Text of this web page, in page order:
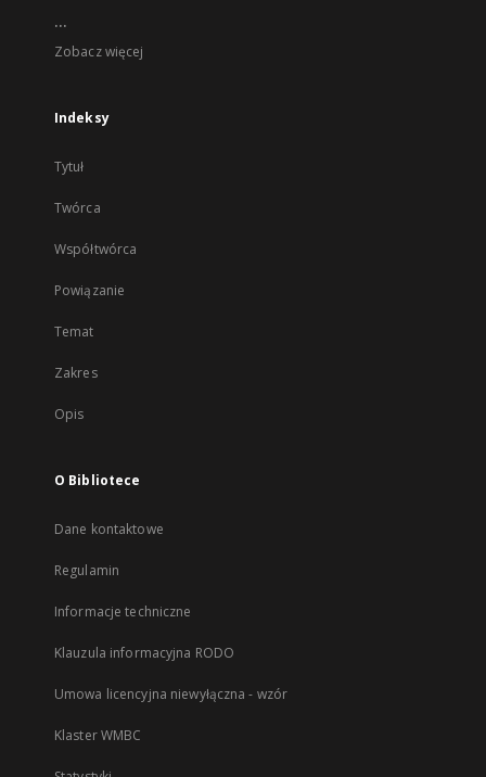
...
Zobacz więcej
Indeksy
Tytuł
Twórca
Współtwórca
Powiązanie
Temat
Zakres
Opis
O Bibliotece
Dane kontaktowe
Regulamin
Informacje techniczne
Klauzula informacyjna RODO
Umowa licencyjna niewyłączna - wzór
Klaster WMBC